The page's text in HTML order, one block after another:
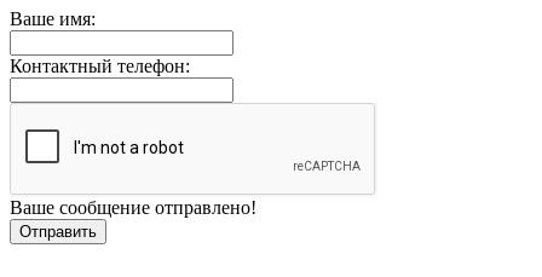
Ваше имя:
Контактный телефон:
Ваше сообщение отправлено!